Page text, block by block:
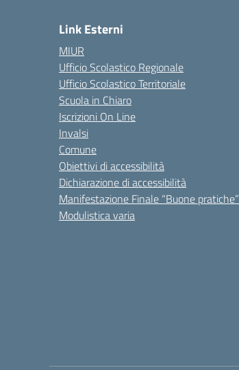
Link Esterni
MIUR
Ufficio Scolastico Regionale
Ufficio Scolastico Territoriale
Scuola in Chiaro
Iscrizioni On Line
Invalsi
Comune
Obiettivi di accessibilità
Dichiarazione di accessibilità
Manifestazione Finale “Buone pratiche”
Modulistica varia